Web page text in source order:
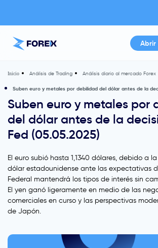
Abrir
Inicio Análisis de Trading Análisis diario al mercado Forex
Suben euro y metales por debilidad del dólar antes de la
Suben euro y metales por
del dólar antes de la
Fed (05.05.2025)
El euro subió hasta 1,1340 dólares, debido a
dólar estadounidense ante las expectativas
Federal mantendrá los tipos de interés sin
El yen ganó ligeramente en medio de las
comerciales en curso y las perspectivas
de Japón.